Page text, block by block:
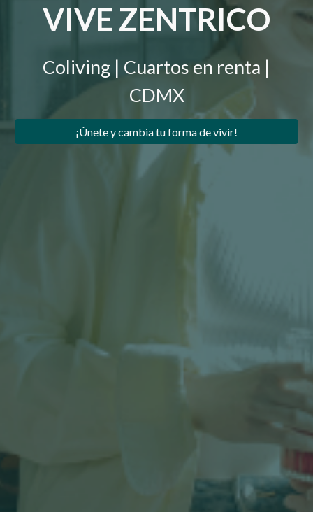
VIVE ZENTRICO
Coliving | Cuartos en renta |
CDMX
¡Únete y cambia tu forma de vivir!